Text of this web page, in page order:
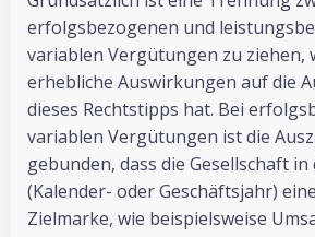
erfolgsbezogenen und
variablen Vergütungen zu ziehen,
erhebliche Auswirkungen auf die
dieses Rechtstipps hat. Bei
variablen Vergütungen ist die
gebunden, dass die Gesellschaft
(Kalender- oder Geschäftsjahr)
Zielmarke, wie beispielsweise